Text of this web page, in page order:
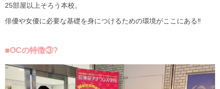
25部屋以上そろう本校。
俳優や女優に必要な基礎を身につけるための環境がここにある‼
■OCの特徴③?